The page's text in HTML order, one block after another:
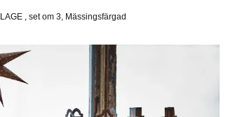
, set om 3, Mässingsfärgad